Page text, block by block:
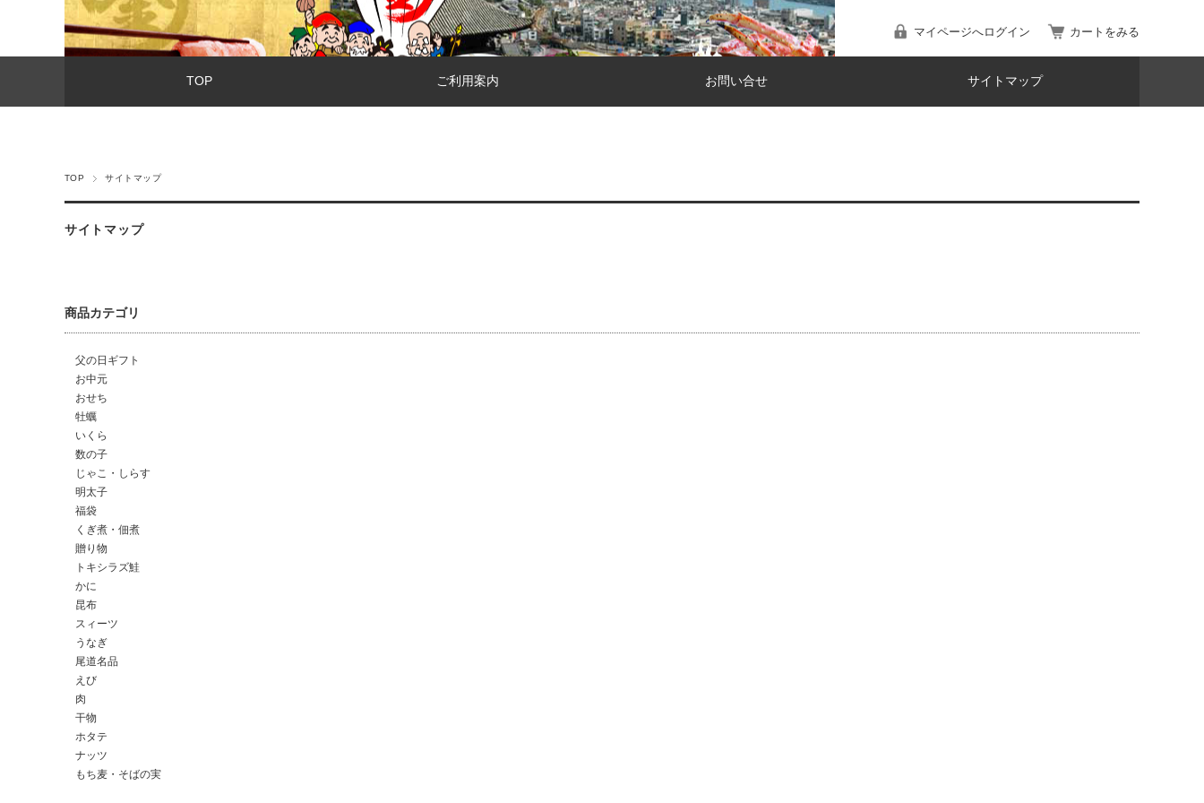
マイページへログイン カートをみる
TOP ご利用案内 お問い合せ サイトマップ
TOP サイトマップ
サイトマップ
商品カテゴリ
父の日ギフト
お中元
おせち
牡蠣
いくら
数の子
じゃこ・しらす
明太子
福袋
くぎ煮・佃煮
贈り物
トキシラズ鮭
かに
昆布
スィーツ
うなぎ
尾道名品
えび
肉
干物
ホタテ
ナッツ
もち麦・そばの実